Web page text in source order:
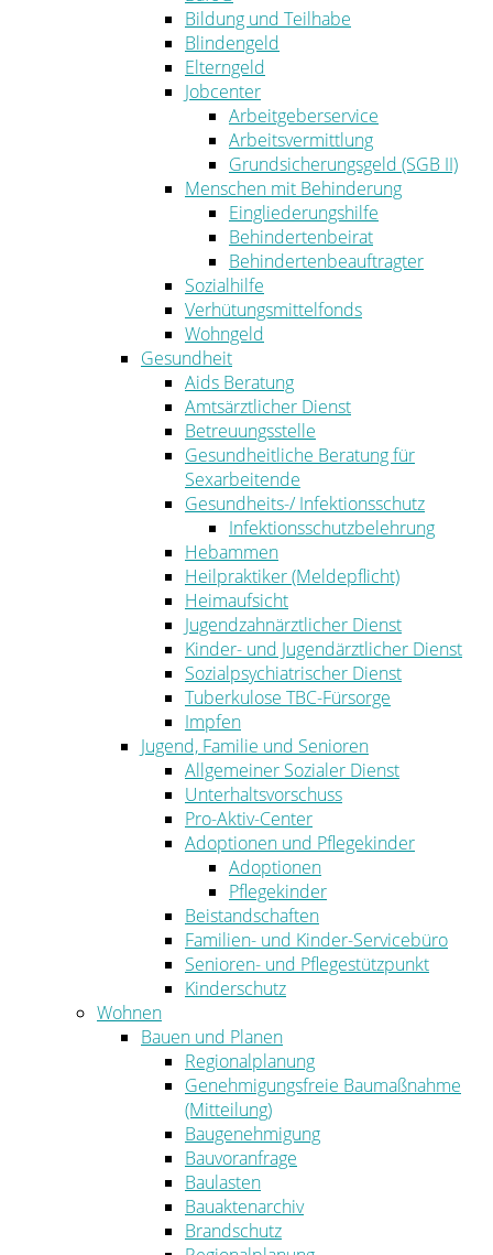
Bildung und Teilhabe
Blindengeld
Elterngeld
Jobcenter
Arbeitgeberservice
Arbeitsvermittlung
Grundsicherungsgeld (SGB II)
Menschen mit Behinderung
Eingliederungshilfe
Behindertenbeirat
Behindertenbeauftragter
Sozialhilfe
Verhütungsmittelfonds
Wohngeld
Gesundheit
Aids Beratung
Amtsärztlicher Dienst
Betreuungsstelle
Gesundheitliche Beratung für
Sexarbeitende
Gesundheits-/ Infektionsschutz
Infektionsschutzbelehrung
Hebammen
Heilpraktiker (Meldepflicht)
Heimaufsicht
Jugendzahnärztlicher Dienst
Kinder- und Jugendärztlicher Dienst
Sozialpsychiatrischer Dienst
Tuberkulose TBC-Fürsorge
Impfen
Jugend, Familie und Senioren
Allgemeiner Sozialer Dienst
Unterhaltsvorschuss
Pro-Aktiv-Center
Adoptionen und Pflegekinder
Adoptionen
Pflegekinder
Beistandschaften
Familien- und Kinder-Servicebüro
Senioren- und Pflegestützpunkt
Kinderschutz
Wohnen
Bauen und Planen
Regionalplanung
Genehmigungsfreie Baumaßnahme
(Mitteilung)
Baugenehmigung
Bauvoranfrage
Baulasten
Bauaktenarchiv
Brandschutz